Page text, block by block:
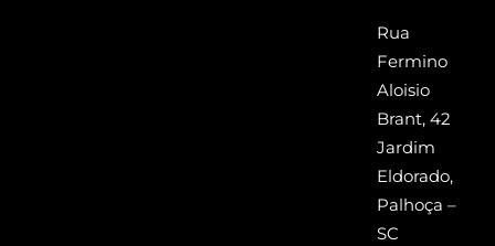
Rua
Fermino
Aloisio
Brant, 42
Jardim
Eldorado,
Palhoça –
SC